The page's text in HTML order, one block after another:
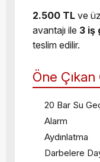
2.500 TL ve
avantajı ile 3 iş
teslim edilir.
Öne
20 Bar Su
Alarm
Aydınlatma
Darbelere